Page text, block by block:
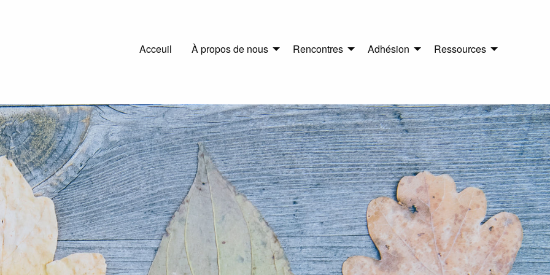
Main
Acceuil À propos de nous Rencontres Adhésion Ressources